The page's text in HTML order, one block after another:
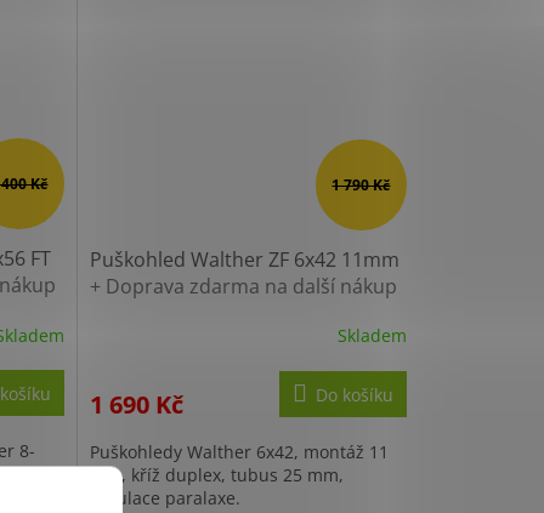
Kč
FT
8-
1 790 Kč
Puškohled Walther ZF 6x42 11mm
+ Doprava zdarma na další nákup
je
z
hvězdiček.
Skladem
1 690 Kč Do košíku
Puškohledy Walther 6x42, montáž 11
mm, kříž duplex, tubus 25 mm,
regulace paralaxe.